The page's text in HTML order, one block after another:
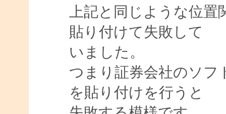
上記と同じような位
貼り付けて失敗して
いました。
つまり証券会社のソフ
を貼り付けを行うと